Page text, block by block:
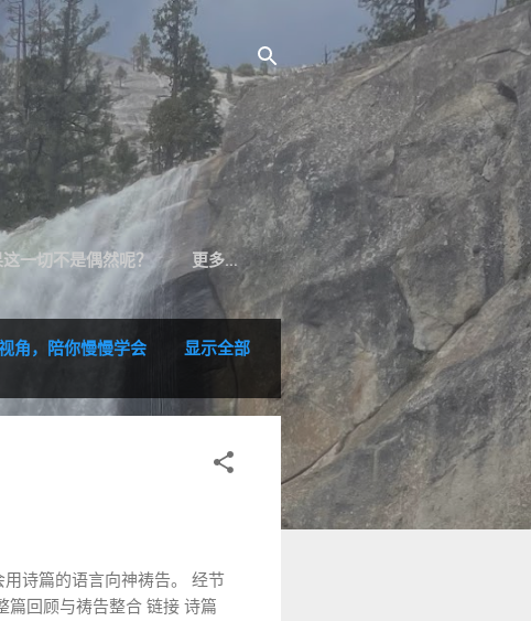
一切不是偶然呢？ 更多…
角，陪你慢慢学会
显示全部
诗篇的语言向神祷告。 经节
篇回顾与祷告整合 链接 诗篇